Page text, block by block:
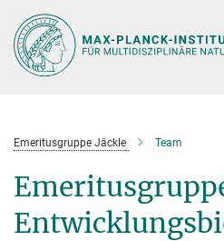
Hauptinhalt
Emeritusgruppe Jäckle Team